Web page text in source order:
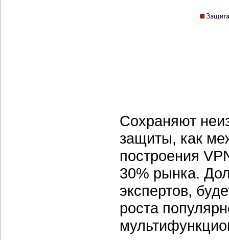
Сохраняют
защиты, как
построения
30% рынка.
экспертов,
роста